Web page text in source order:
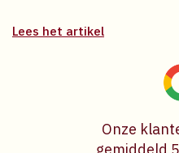
Lees het artikel
Onze